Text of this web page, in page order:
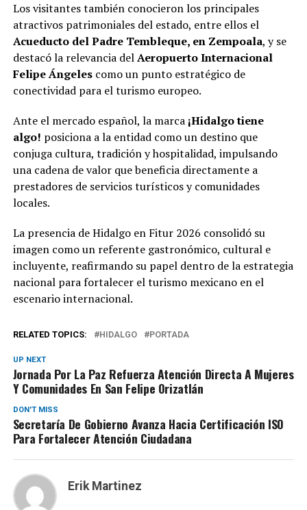
Los visitantes también conocieron los principales
atractivos patrimoniales del estado, entre ellos el
Acueducto del Padre Tembleque, en Zempoala, y se
destacó la relevancia delAeropuerto Internacional
Felipe Ángelescomo un punto estratégico de
conectividad para el turismo europeo.
Ante el mercado español, la marca ¡Hidalgo tiene
algo! posiciona a la entidad como un destino que
conjuga cultura, tradición y hospitalidad, impulsando
una cadena de valor que beneficia directamente a
prestadores de servicios turísticos y comunidades
locales.
La presencia de Hidalgo en Fitur 2026 consolidó su
imagen como un referente gastronómico, cultural e
incluyente, reafirmando su papel dentro de la estrategia
nacional para fortalecer el turismo mexicano en el
escenario internacional.
RELATED TOPICS: HIDALGO PORTADA
UP NEXT
Jornada Por La Paz Refuerza Atención Directa A Mujeres
Y Comunidades En San Felipe Orizatlán
DON'T MISS
Secretaría De Gobierno Avanza Hacia Certificación ISO
Para Fortalecer Atención Ciudadana
Erik Martinez